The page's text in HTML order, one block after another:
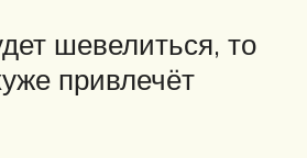
шевелиться, то
привлечёт